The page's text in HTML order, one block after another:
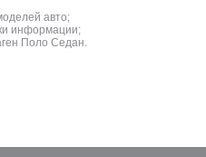
авто;
информации;
Поло Седан.